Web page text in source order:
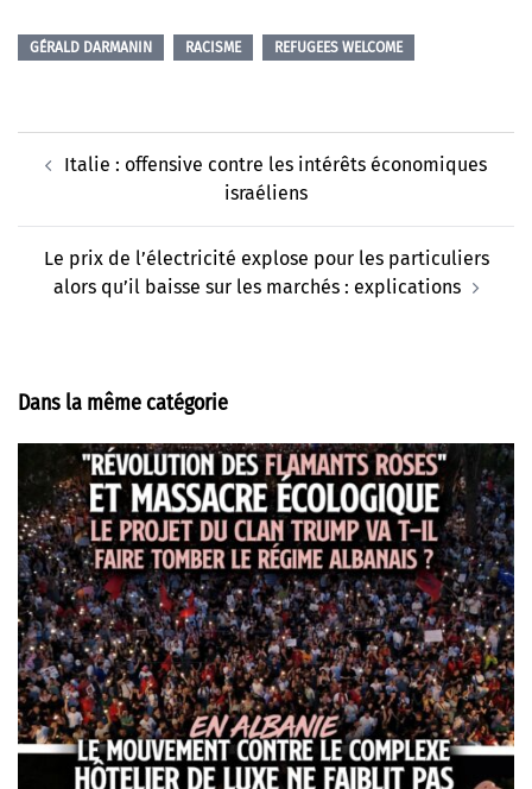
GÉRALD DARMANIN RACISME REFUGEES WELCOME
d’article
Italie : offensive contre les intérêts économiques
israéliens
Le prix de l’électricité explose pour les particuliers
alors qu’il baisse sur les marchés : explications
Dans la même catégorie